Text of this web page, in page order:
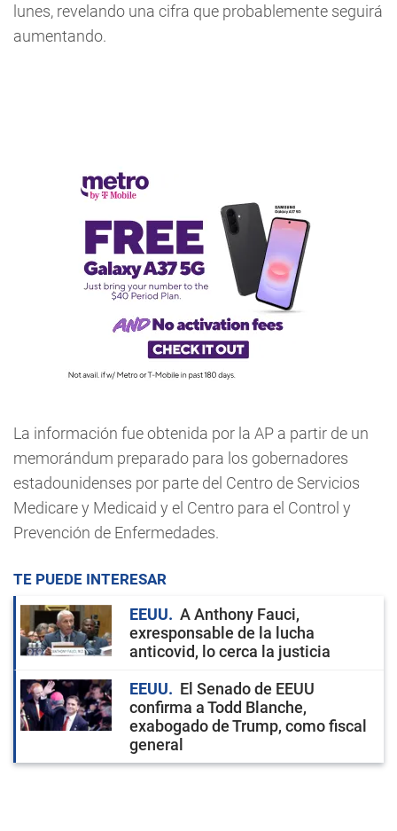
lunes, revelando una cifra que probablemente seguirá
aumentando.
La información fue obtenida por la AP a partir de un
memorándum preparado para los gobernadores
estadounidenses por parte del Centro de Servicios
Medicare y Medicaid y el Centro para el Control y
Prevención de Enfermedades.
TE PUEDE INTERESAR
EEUU
A Anthony Fauci,
exresponsable de la lucha
anticovid, lo cerca la justicia
EEUU
El Senado de EEUU
confirma a Todd Blanche,
exabogado de Trump, como fiscal
general